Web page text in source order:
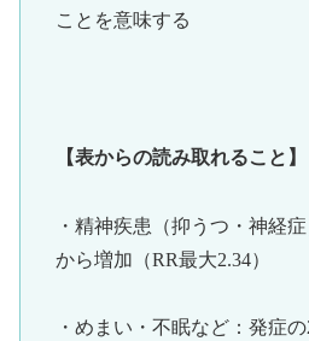
ことを意味する
【表からの読み取れること】
・精神疾患（抑うつ・神経
から増加（RR最大2.34）
・めまい・不眠など：発症